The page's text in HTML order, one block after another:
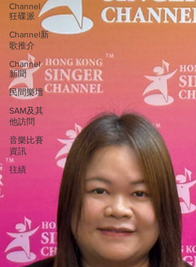
Channel
狂碟派
Channel新
歌推介
Channel
新聞
民間樂壇
SAM及其
他訪問
音樂比賽
資訊
往績